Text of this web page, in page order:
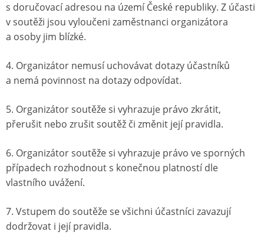
s doručovací adresou na území České republiky. Z účasti
v soutěži jsou vyloučeni zaměstnanci organizátora
a osoby jim blízké.
4. Organizátor nemusí uchovávat dotazy účastníků
a nemá povinnost na dotazy odpovídat.
5. Organizátor soutěže si vyhrazuje právo zkrátit,
přerušit nebo zrušit soutěž či změnit její pravidla.
6. Organizátor soutěže si vyhrazuje právo ve sporných
případech rozhodnout s konečnou platností dle
vlastního uvážení.
7. Vstupem do soutěže se všichni účastníci zavazují
dodržovat i její pravidla.